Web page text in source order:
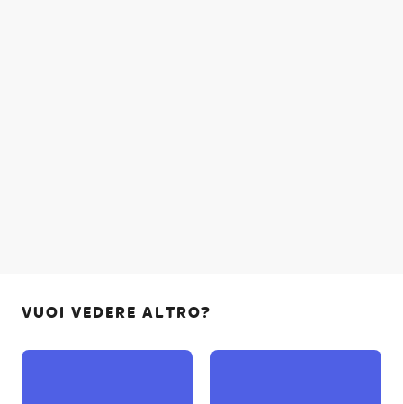
VUOI VEDERE ALTRO?